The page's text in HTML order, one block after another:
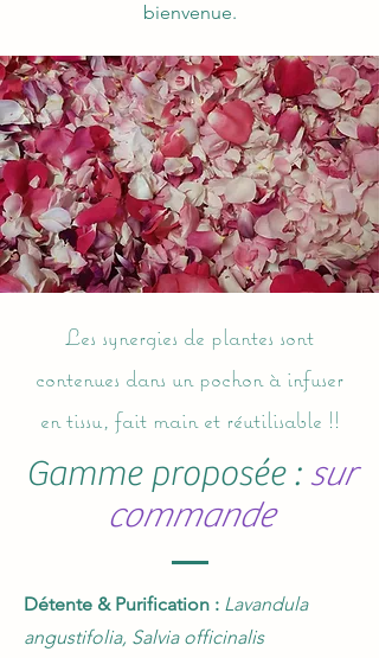
bienvenue.
Les synergies de plantes sont
contenues dans un pochon à infuser
en tissu, fait main et réutilisable !!
Gamme proposée : sur
commande
Détente & Purification : Lavandula
angustifolia, Salvia officinalis